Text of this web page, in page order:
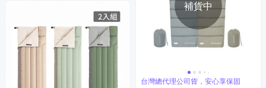
補貨中
台灣總代理公司貨，安心享保固